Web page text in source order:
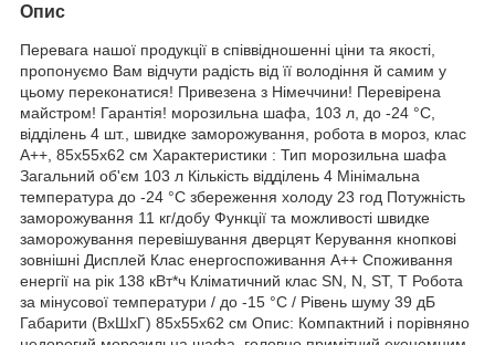
Опис
Перевага нашої продукції в співвідношенні ціни та якості,
пропонуємо Вам відчути радість від її володіння й самим у
цьому переконатися! Привезена з Німеччини! Перевірена
майстром! Гарантія! морозильна шафа, 103 л, до -24 °C,
відділень 4 шт., швидке заморожування, робота в мороз, клас
A++, 85х55х62 см Характеристики : Тип морозильна шафа
Загальний об'єм 103 л Кількість відділень 4 Мінімальна
температура до -24 °C збереження холоду 23 год Потужність
заморожування 11 кг/добу Функції та можливості швидке
заморожування перевішування дверцят Керування кнопкові
зовнішні Дисплей Клас енергоспоживання A++ Споживання
енергії на рік 138 кВт*ч Кліматичний клас SN, N, ST, T Робота
за мінусової температури / до -15 °C / Рівень шуму 39 дБ
Габарити (ВхШхГ) 85х55х62 см Опис: Компактний і порівняно